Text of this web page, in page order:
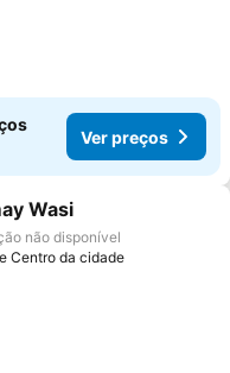
Ver preços
aos favoritos
Wasi
não disponível
Centro da cidade